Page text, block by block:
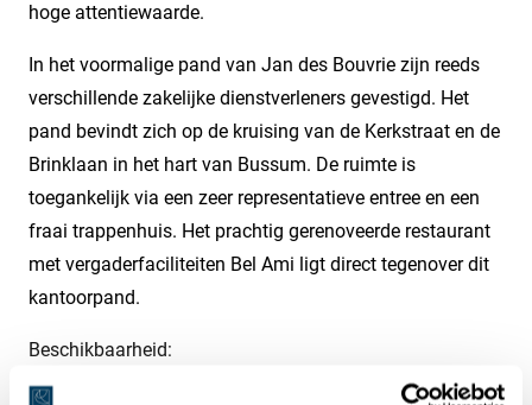
hoge attentiewaarde.
In het voormalige pand van Jan des Bouvrie zijn reeds
verschillende zakelijke dienstverleners gevestigd. Het
pand bevindt zich op de kruising van de Kerkstraat en de
Brinklaan in het hart van Bussum. De ruimte is
toegankelijk via een zeer representatieve entree en een
fraai trappenhuis. Het prachtig gerenoveerde restaurant
met vergaderfaciliteiten Bel Ami ligt direct tegenover dit
kantoorpand.
Beschikbaarheid:
Op dit moment zijn de volgende ruimtes beschikbaar: